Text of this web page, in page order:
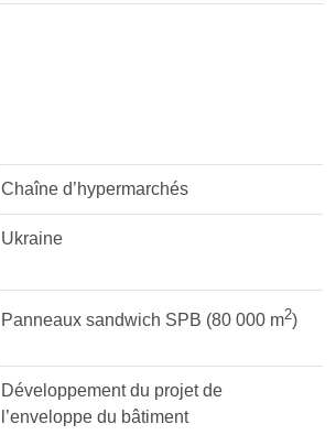
Chaîne d’hypermarchés
Ukraine
Panneaux sandwich SPВ (80 000 m2)
Développement du projet de
l’enveloppe du bâtiment